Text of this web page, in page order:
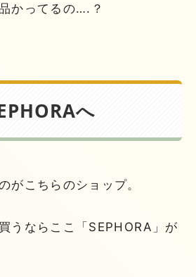
かってるの….？
へ
がこちらのショップ。
うならここ「SEPHORA」が